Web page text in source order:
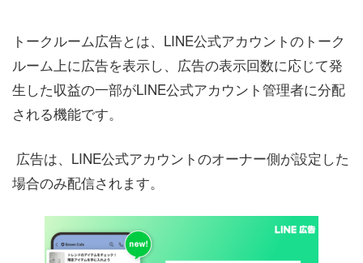
トークルーム広告とは、LINE公式アカウントのトーク
ルーム上に広告を表示し、広告の表示回数に応じて発
生した収益の一部がLINE公式アカウント管理者に分配
される機能です。
広告は、LINE公式アカウントのオーナー側が設定した
場合のみ配信されます。